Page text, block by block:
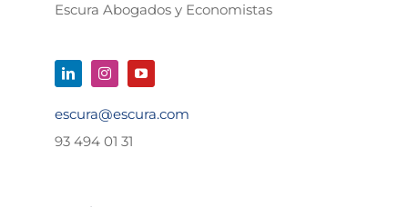
Escura Abogados y Economistas
escura@escura.com
93 494 01 31